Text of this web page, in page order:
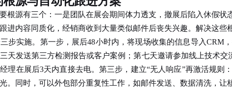
根源有三个：一是团队在展会期间体力透支，撤展后陷入休假
进内容同质化，经销商收到大量类似邮件后丧失兴趣。解决这些
实施。第一步，展后48小时内，将现场收集的信息导入CRM
天发送第三方检测报告或客户案例；第七天邀请参加线上技术
理在展后3天内直接去电。第三步，建立“无人响应”再激活规
。同时，可以外包部分重复性工作，如邮件发送、数据清洗，让